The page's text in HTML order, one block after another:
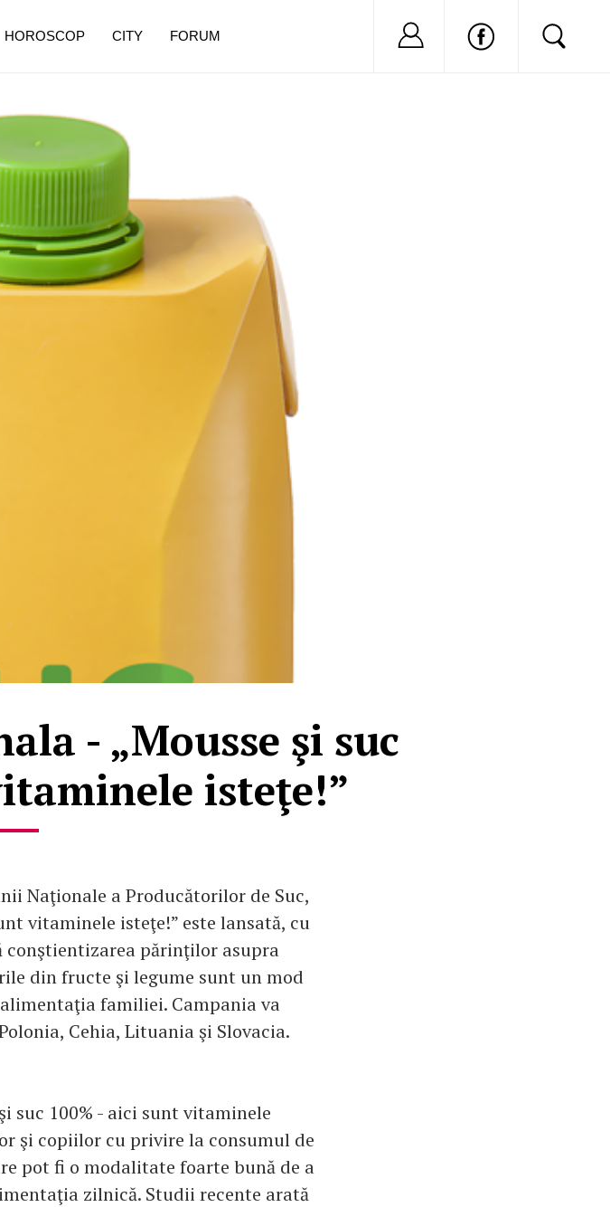
- „Mousse şi suc
isteţe!”
Naţionale a Producătorilor de Suc,
vitaminele isteţe!” este lansată, cu
conştientizarea părinţilor asupra
din fructe şi legume sunt un mod
familiei. Campania va
Cehia, Lituania şi Slovacia.
suc 100% - aici sunt vitaminele
şi copiilor cu privire la consumul de
pot fi o modalitate foarte bună de a
zilnică. Studii recente arată
HOROSCOP CITY FORUM Nu ai cont?
ce înaintezi în vârstă